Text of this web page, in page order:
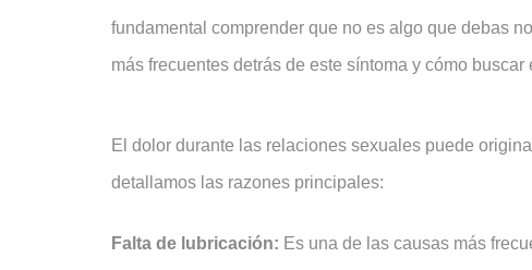
fundamental comprender que no es algo que debas
más frecuentes detrás de este síntoma y cómo
El dolor durante las relaciones sexuales puede
detallamos las razones principales:
Falta de lubricación: Es una de las causas más